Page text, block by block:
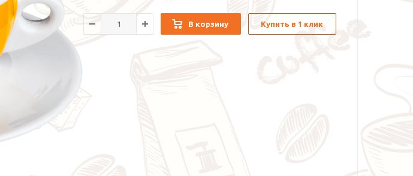
В корзину Купить в 1 клик